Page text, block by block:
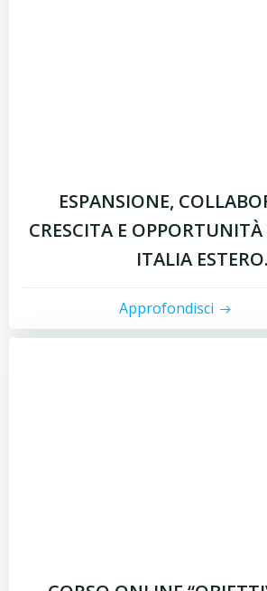
ESPANSIONE,
CRESCITA E
ITALIA ESTERO.
Approfondisci